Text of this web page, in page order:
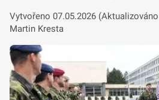
Vytvořeno 07.05.2026
Martin Kresta